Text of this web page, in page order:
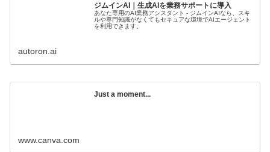
ジムインAI｜生成AIを業務サポートに導入
あなた専用のAI業務アシスタント - ジムインAIなら、スキ
ルや専門知識がなくてもセキュアな環境でAIエージェント
を利用できます。
autoron.ai
Just a moment...
www.canva.com